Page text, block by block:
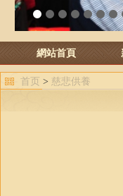
3 4 5 6 7 8
網站首頁
首页 > 慈悲供養